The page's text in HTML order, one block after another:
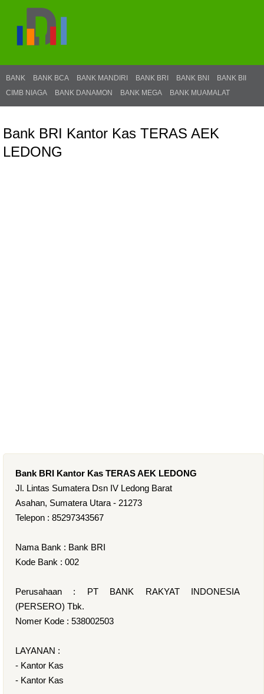
BANK BANK BCA BANK MANDIRI BANK BRI BANK BNI
BANK BII
CIMB NIAGA
BANK DANAMON BANK MEGA BANK MUAMALAT
Bank BRI Kantor Kas TERAS AEK
LEDONG
Bank BRI Kantor Kas TERAS AEK LEDONG
Jl. Lintas Sumatera Dsn IV Ledong Barat
Asahan, Sumatera Utara - 21273
Telepon : 85297343567
Nama Bank : Bank BRI
Kode Bank : 002
Perusahaan : PT BANK RAKYAT INDONESIA
(PERSERO) Tbk.
Nomer Kode : 538002503
LAYANAN :
- Kantor Kas
- Kantor Kas